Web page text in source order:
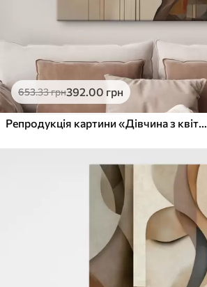
653.33грн392.00 грн
Репродукція картини «Дівчина з квітами у волоссі»